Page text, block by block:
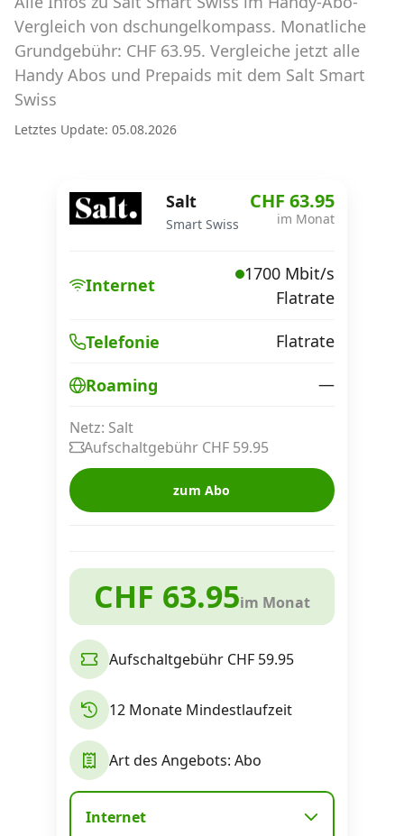
Abos für Tablets, Hotspots und Smart
Watches
Tarifrechner Handy-Abo
Alle Anbieter
Mobilfunknetz Schweiz
Roaming-Tarife abfragen
Handy-Abo kündigen oder
wechseln
Internet, TV, Telefon
Aktionen
News
Forum
Über uns
Vergleich von dschungelkompass. Monatliche
Grundgebühr: CHF 63.95. Vergleiche jetzt alle
Handy Abos und Prepaids mit dem Salt Smart
Swiss
Letztes Update: 05.08.2026
Salt
Smart Swiss
CHF 63.95
im Monat
Internet
1700 Mbit/s
Flatrate
Telefonie Flatrate
Roaming —
Netz: Salt
Aufschaltgebühr CHF 59.95
zum Abo
CHF 63.95im Monat
Aufschaltgebühr CHF 59.95
12 Monate Mindestlaufzeit
Art des Angebots: Abo
Internet